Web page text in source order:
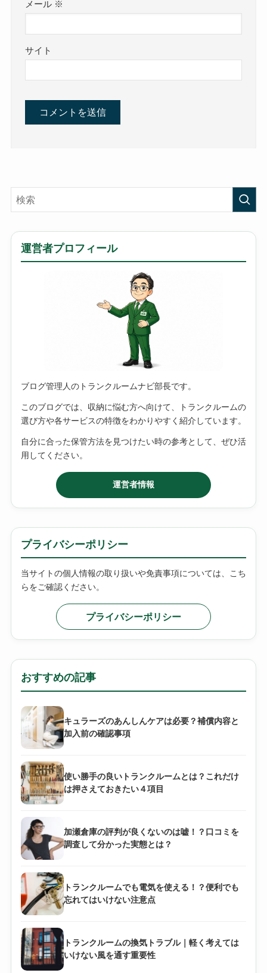
メール ※
サイト
運営者プロフィール
ブログ管理人のトランクルームナビ部長です。
このブログでは、収納に悩む方へ向けて、トランクルームの
選び方や各サービスの特徴をわかりやすく紹介しています。
自分に合った保管方法を見つけたい時の参考として、ぜひ活
用してください。
運営者情報
プライバシーポリシー
当サイトの個人情報の取り扱いや免責事項については、こち
らをご確認ください。
プライバシーポリシー
おすすめの記事
キュラーズのあんしんケアは必要？補償内容と
加入前の確認事項
使い勝手の良いトランクルームとは？これだけ
は押さえておきたい４項目
加瀬倉庫の評判が良くないのは嘘！？口コミを
調査して分かった実態とは？
トランクルームでも電気を使える！？便利でも
忘れてはいけない注意点
トランクルームの換気トラブル｜軽く考えては
いけない風を通す重要性